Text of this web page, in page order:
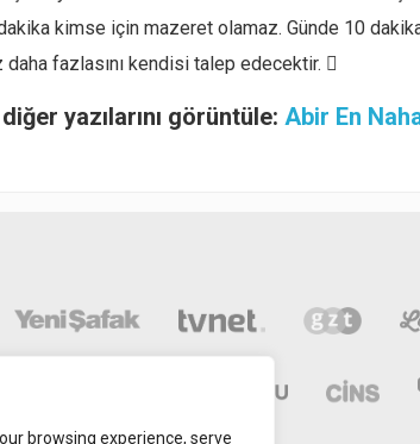
browsing experience, serve
kimse için mazeret olamaz. Günde 10
daha fazlasını kendisi talep edecektir. 
yazılarını görüntüle: Abir En